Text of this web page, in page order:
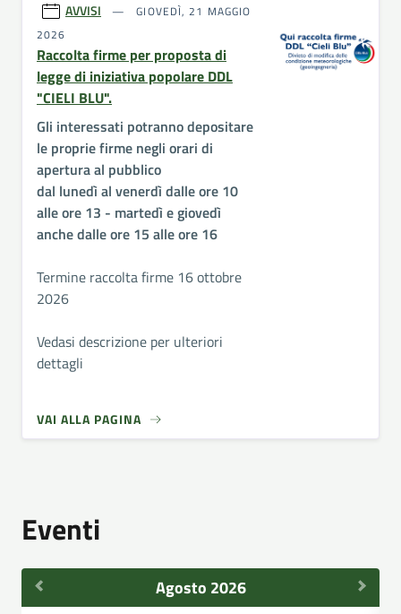
AVVISI
GIOVEDÌ, 21 MAGGIO
2026
Raccolta firme per proposta di
legge di iniziativa popolare DDL
"CIELI BLU".
Gli interessati potranno depositare
le proprie firme negli orari di
apertura al pubblico
dal lunedì al venerdì dalle ore 10
alle ore 13 - martedì e giovedì
anche dalle ore 15 alle ore 16
Termine raccolta firme 16 ottobre
2026
Vedasi descrizione per ulteriori
dettagli
VAI ALLA PAGINA
Eventi
Agosto 2026